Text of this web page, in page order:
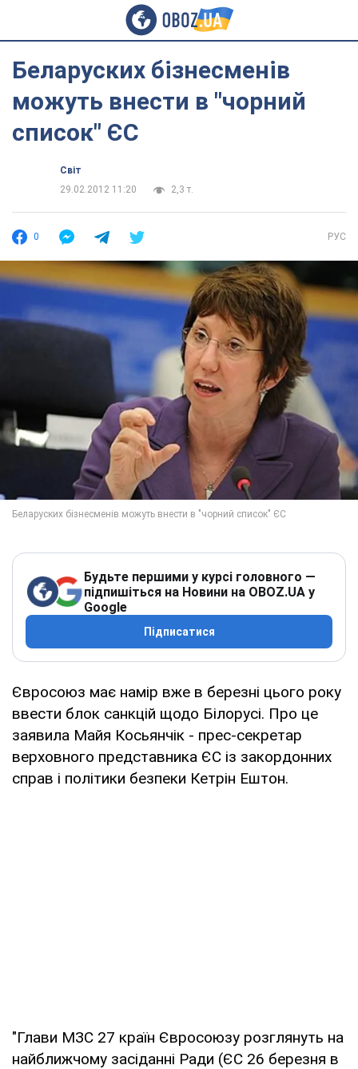
Беларуских бізнесменів
можуть внести в "чорний
список" ЄС
Світ
29.02.2012 11:20
2,3 т.
0 РУС
Будьте першими у курсі головного —
підпишіться на Новини на OBOZ.UA у
Google
Підписатися
Євросоюз має намір вже в березні цього року
ввести блок санкцій щодо Білорусі. Про це
заявила Майя Косьянчік - прес-секретар
верховного представника ЄС із закордонних
справ і політики безпеки Кетрін Ештон.
"Глави МЗС 27 країн Євросоюзу розглянуть на
найближчому засіданні Ради (ЄС 26 березня в